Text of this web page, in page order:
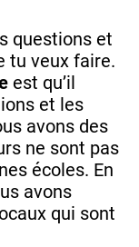
questions et
tu veux faire.
est qu’il
et les
avons des
ne sont pas
écoles. En
avons
qui sont